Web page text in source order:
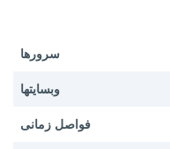
سرورها
وبسایتها
فواصل زمانی